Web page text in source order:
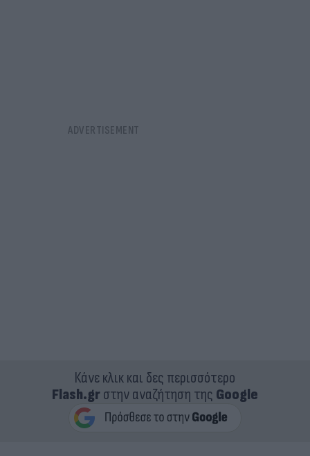
Κάνε κλικ και δες περισσότερο
Flash.grστην αναζήτηση της Google